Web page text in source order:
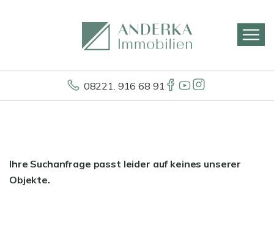
08221. 916 68 91
Ihre Suchanfrage passt leider auf keines unserer
Objekte.